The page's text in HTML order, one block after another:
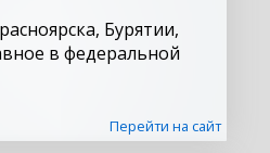
Бурятии,
в федеральной
Перейти на сайт